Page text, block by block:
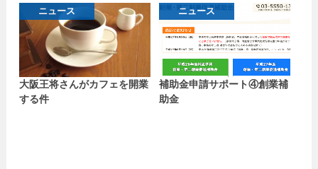
ニュース
大阪王将さんがカフェを開業
する件
ニュース
補助金申請サポート④創業補
助金